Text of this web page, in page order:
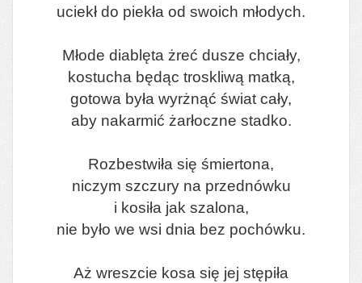
uciekł do piekła od swoich młodych.
Młode diablęta żreć dusze chciały,
kostucha będąc troskliwą matką,
gotowa była wyrżnąć świat cały,
aby nakarmić żarłoczne stadko.
Rozbestwiła się śmiertona,
niczym szczury na przednówku
i kosiła jak szalona,
nie było we wsi dnia bez pochówku.
Aż wreszcie kosa się jej stępiła